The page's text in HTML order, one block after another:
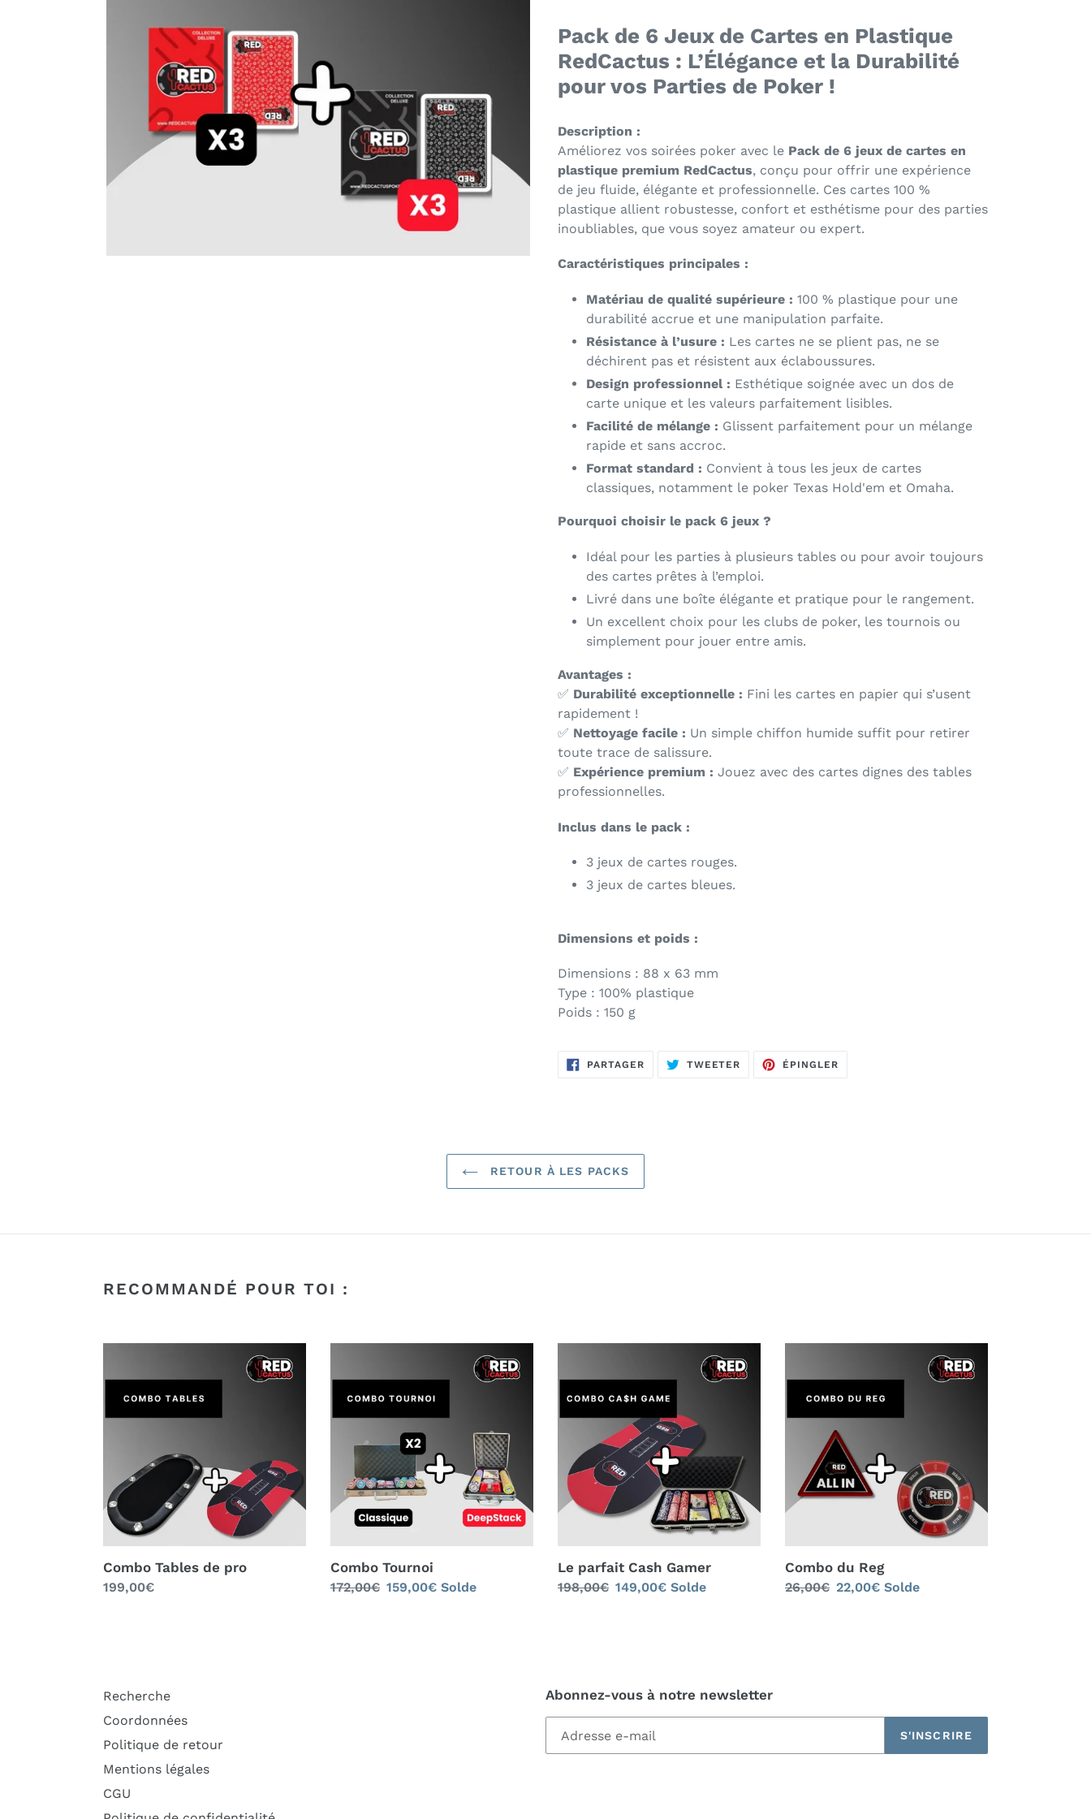
Pack de 6 Jeux de Cartes en Plastique
RedCactus : L’Élégance et la Durabilité
pour vos Parties de Poker !
Description :
Améliorez vos soirées poker avec le Pack de 6 jeux de cartes en
plastique premium RedCactus, conçu pour offrir une expérience
de jeu fluide, élégante et professionnelle. Ces cartes 100 %
plastique allient robustesse, confort et esthétisme pour des parties
inoubliables, que vous soyez amateur ou expert.
Caractéristiques principales :
Matériau de qualité supérieure : 100 % plastique pour une
durabilité accrue et une manipulation parfaite.
Résistance à l’usure : Les cartes ne se plient pas, ne se
déchirent pas et résistent aux éclaboussures.
Design professionnel : Esthétique soignée avec un dos de
carte unique et les valeurs parfaitement lisibles.
Facilité de mélange : Glissent parfaitement pour un mélange
rapide et sans accroc.
Format standard : Convient à tous les jeux de cartes
classiques, notamment le poker Texas Hold'em et Omaha.
Pourquoi choisir le pack 6 jeux ?
Idéal pour les parties à plusieurs tables ou pour avoir toujours
des cartes prêtes à l’emploi.
Livré dans une boîte élégante et pratique pour le rangement.
Un excellent choix pour les clubs de poker, les tournois ou
simplement pour jouer entre amis.
Avantages :
✅ Durabilité exceptionnelle : Fini les cartes en papier qui s’usent
rapidement !
✅ Nettoyage facile : Un simple chiffon humide suffit pour retirer
toute trace de salissure.
✅ Expérience premium : Jouez avec des cartes dignes des tables
professionnelles.
Inclus dans le pack :
3 jeux de cartes rouges.
3 jeux de cartes bleues.
Dimensions et poids :
Dimensions : 88 x 63 mm
Type : 100% plastique
Poids : 150 g
PARTAGERPARTAGERTWEETER TWEETERÉPINGLER
RETOUR À LES PACKS
RECOMMANDÉ POUR TOI :
Combo Tables de pro
Prix
199,00€
Combo Tournoi
Prix
172,00€ Prix
159,00€ Solde
Le parfait Cash Gamer
Prix
198,00€ Prix
149,00€ Solde
Combo du Reg
Prix
26,00€ Prix
22,00€ Solde
Recherche
Coordonnées
Politique de retour
Mentions légales
CGU
Abonnez-vous à notre newsletter
S'INSCRIRE